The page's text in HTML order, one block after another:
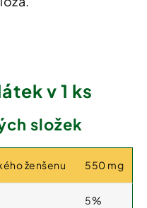
v 1 ks
složek
ženšenu 550 mg
5%